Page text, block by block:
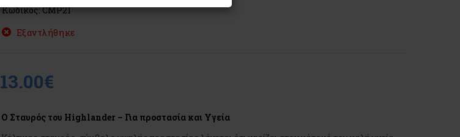
Κωδικός: CMP21
Εξαντλήθηκε
13.00€
Ο Σταυρός του Highlander – Για προστασία και Υγεία